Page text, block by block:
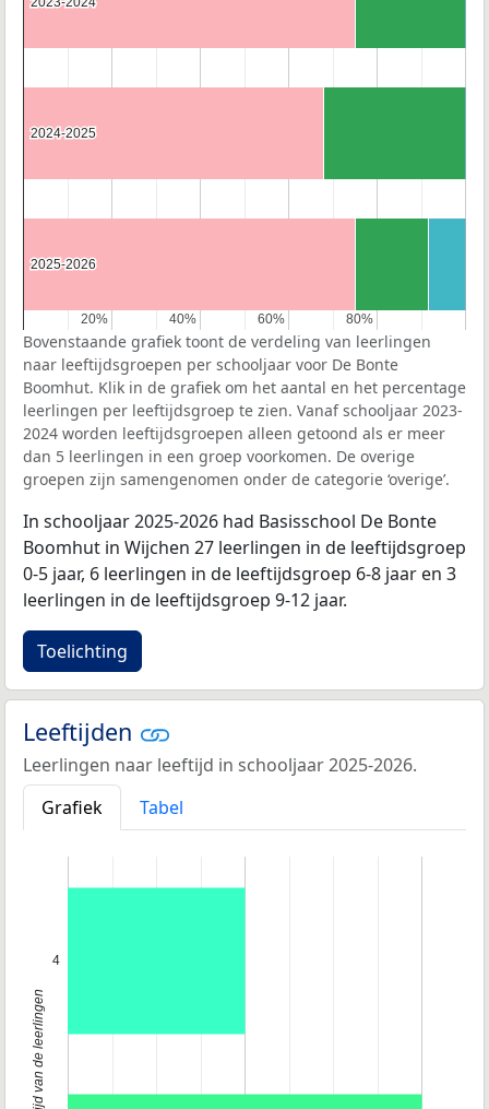
20%
20% 40%
40% 60%
60% 80%
80%
2024-2025
2024-2025
2025-2026
2025-2026
Bovenstaande grafiek toont de verdeling van leerlingen
naar leeftijdsgroepen per schooljaar voor De Bonte
Boomhut. Klik in de grafiek om het aantal en het percentage
leerlingen per leeftijdsgroep te zien. Vanaf schooljaar 2023-
2024 worden leeftijdsgroepen alleen getoond als er meer
dan 5 leerlingen in een groep voorkomen. De overige
groepen zijn samengenomen onder de categorie ‘overige’.
In schooljaar 2025-2026 had Basisschool De Bonte
Boomhut in Wijchen 27 leerlingen in de leeftijdsgroep
0-5 jaar, 6 leerlingen in de leeftijdsgroep 6-8 jaar en 3
leerlingen in de leeftijdsgroep 9-12 jaar.
Toelichting
Leeftijden
Leerlingen naar leeftijd in schooljaar 2025-2026.
Grafiek
Tabel
4
Leeftijd van de leerlingen